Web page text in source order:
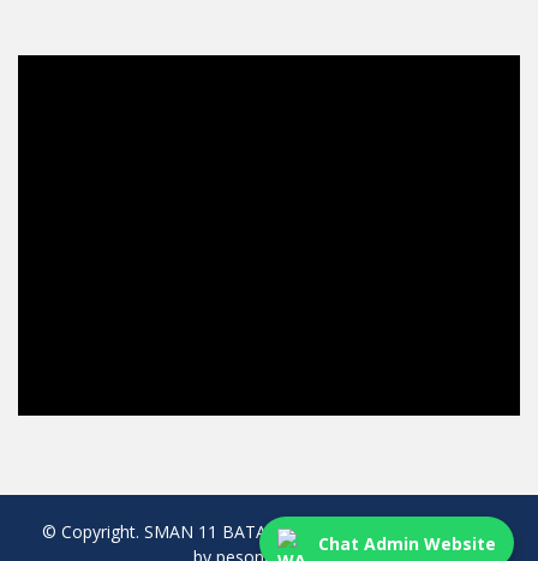
Chat Admin Website
© Copyright. SMAN 11 BATAM. All rights reserved. created